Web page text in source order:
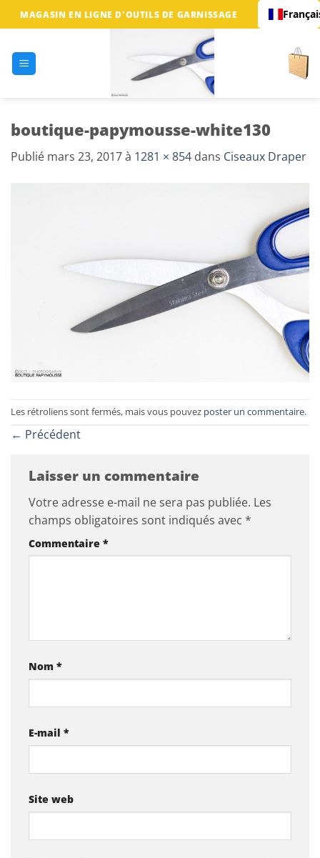
Passer
au
MAGASIN EN LIGNE D'OUTILS DE GARNISSAGE
boutique-papymousse-white130
Publié mars 23, 2017à 1281 × 854 dans Ciseaux Draper
Les rétroliens sont fermés, mais vous pouvez poster un commentaire.
← Précédent
Laisser un commentaire
Votre adresse e-mail ne sera pas publiée. Les
champs obligatoires sont indiqués avec *
Commentaire *
Nom *
E-mail *
Site web